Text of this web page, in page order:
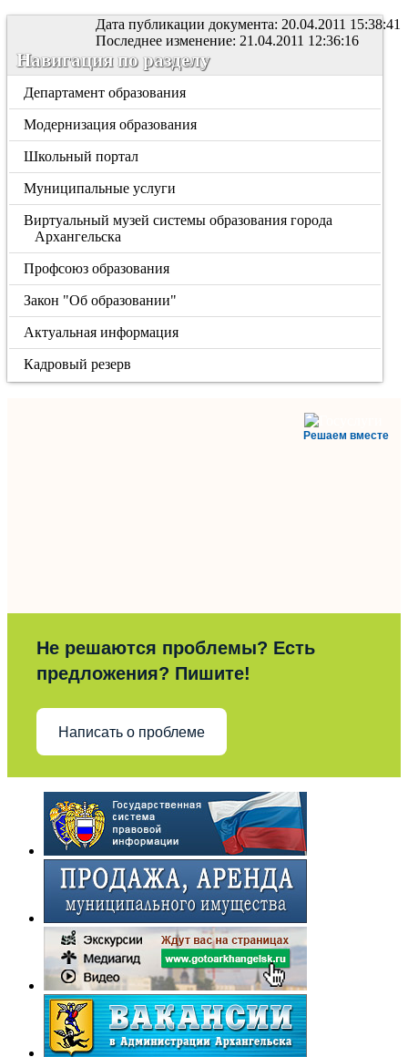
Дата публикации документа: 20.04.2011 15:38:41
Последнее изменение: 21.04.2011 12:36:16
Навигация по разделу
Департамент образования
Модернизация образования
Школьный портал
Муниципальные услуги
Виртуальный музей системы образования города
Архангельска
Профсоюз образования
Закон "Об образовании"
Актуальная информация
Кадровый резерв
Решаем вместе
Не решаются проблемы? Есть
предложения? Пишите!
Написать о проблеме